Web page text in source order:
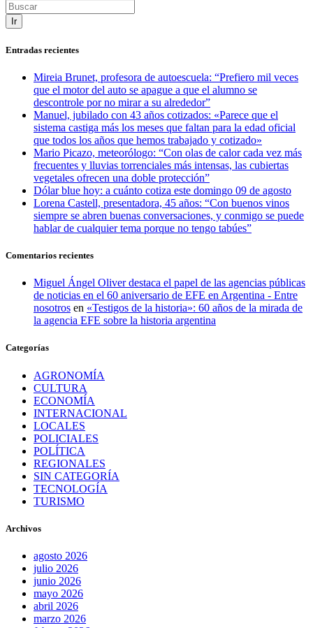
Ir
Entradas recientes
Mireia Brunet, profesora de autoescuela: “Prefiero mil veces
que el motor del auto se apague a que el alumno se
descontrole por no mirar a su alrededor”
Manuel, jubilado con 43 años cotizados: «Parece que el
sistema castiga más los meses que faltan para la edad oficial
que todos los años que hemos trabajado y cotizado»
Mario Picazo, meteorólogo: “Con olas de calor cada vez más
frecuentes y lluvias torrenciales más intensas, las cubiertas
vegetales ofrecen una doble protección”
Dólar blue hoy: a cuánto cotiza este domingo 09 de agosto
Lorena Castell, presentadora, 45 años: “Con buenos vinos
siempre se abren buenas conversaciones, y conmigo se puede
hablar de cualquier tema porque no tengo tabúes”
Comentarios recientes
Miguel Ángel Oliver destaca el papel de las agencias públicas
de noticias en el 60 aniversario de EFE en Argentina - Entre
nosotros en «Testigos de la historia»: 60 años de la mirada de
la agencia EFE sobre la historia argentina
Categorías
AGRONOMÍA
CULTURA
ECONOMÍA
INTERNACIONAL
LOCALES
POLICIALES
POLÍTICA
REGIONALES
SIN CATEGORÍA
TECNOLOGÍA
TURISMO
Archivos
agosto 2026
julio 2026
junio 2026
mayo 2026
abril 2026
marzo 2026